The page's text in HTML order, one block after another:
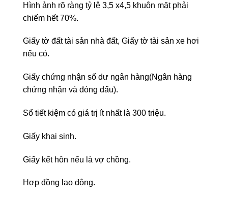
Hình ảnh rõ ràng tỷ lệ 3,5 x4,5 khuôn mặt phải
chiếm hết 70%.
Giấy tờ đất tài sản nhà đất, Giấy tờ tài sản xe hơi
nếu có.
Giấy chứng nhận số dư ngân hàng(Ngân hàng
chứng nhận và đóng dấu).
Sổ tiết kiệm có giá trị ít nhất là 300 triệu.
Giấy khai sinh.
Giấy kết hôn nếu là vợ chồng.
Hợp đồng lao động.